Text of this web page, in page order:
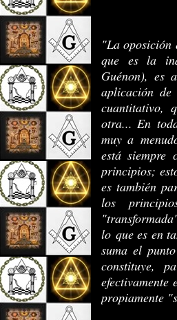
"La oposición
que es la
Guénon), es
aplicación
cuantitativo,
otra... En
muy a
está siempre
principios;
es también
los
lo que es en
suma el
constituye,
efectivamente
propiamente